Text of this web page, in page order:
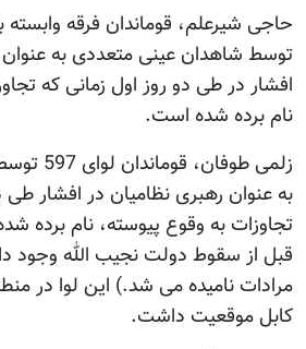
حاجی شیرعلم، قوماندان فرقه
توسط شاهدان عینی متعددی به عنوان
افشار در طی دو روز اول زمانی که
نام برده شده است.
زلمی
به عنوان رهبری نظامیان در افشار طی
قبل از سقوط دولت نجیب الله وجود
مرادات نامیده می شد.) این لوا در
کابل موقعیت داشت.